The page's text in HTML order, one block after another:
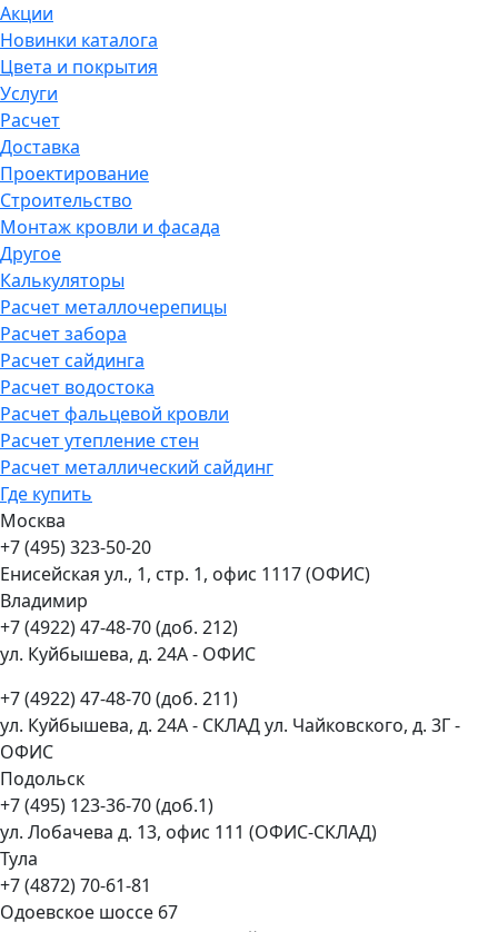
Акции
Новинки каталога
Цвета и покрытия
Услуги
Расчет
Доставка
Проектирование
Строительство
Монтаж кровли и фасада
Другое
Калькуляторы
Расчет металлочерепицы
Расчет забора
Расчет сайдинга
Расчет водостока
Расчет фальцевой кровли
Расчет утепление стен
Расчет металлический сайдинг
Где купить
Москва
+7 (495) 323-50-20
Енисейская ул., 1, стр. 1, офис 1117 (ОФИС)
Владимир
+7 (4922) 47-48-70 (доб. 212)
ул. Куйбышева, д. 24А - ОФИС
+7 (4922) 47-48-70 (доб. 211)
ул. Куйбышева, д. 24А - СКЛАД ул. Чайковского, д. 3Г -
ОФИС
Подольск
+7 (495) 123-36-70 (доб.1)
ул. Лобачева д. 13, офис 111 (ОФИС-СКЛАД)
Тула
+7 (4872) 70-61-81
Одоевское шоссе 67